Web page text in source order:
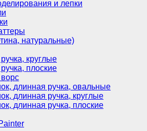
и лепки
натуральные)
круглые
плоские
длинная ручка, овальные
длинная ручка, круглые
длинная ручка, плоские